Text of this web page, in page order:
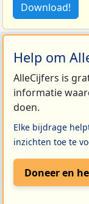
Download!
Help om
AlleCijfers is
informatie
doen.
Elke bijdrage
inzichten toe te
Doneer en